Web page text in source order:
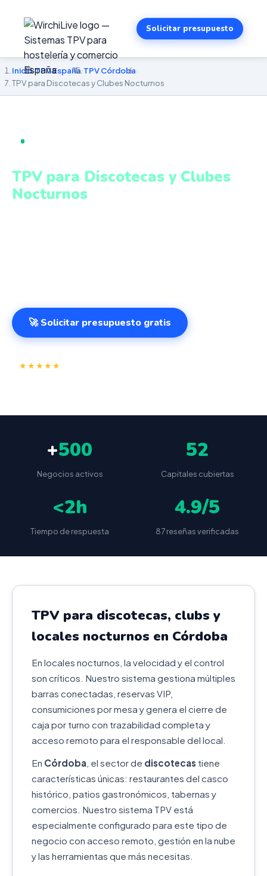
Solicitar presupuesto
Inicio›TPV España›TPV Córdoba›
TPV para Discotecas y Clubes Nocturnos
TPV para Discotecas y Clubes
Nocturnos
🚀 Solicitar presupuesto gratis
★★★★★
+500
Negocios activos
52
Capitales cubiertas
<2h
Tiempo de respuesta
4.9/5
87 reseñas verificadas
TPV para discotecas, clubs y
locales nocturnos en Córdoba
En locales nocturnos, la velocidad y el control
son críticos. Nuestro sistema gestiona múltiples
barras conectadas, reservas VIP,
consumiciones por mesa y genera el cierre de
caja por turno con trazabilidad completa y
acceso remoto para el responsable del local.
En Córdoba , el sector de discotecas tiene
características únicas: restaurantes del casco
histórico, patios gastronómicos, tabernas y
comercios. Nuestro sistema TPV está
especialmente configurado para este tipo de
negocio con acceso remoto, gestión en la nube
y las herramientas que más necesitas.